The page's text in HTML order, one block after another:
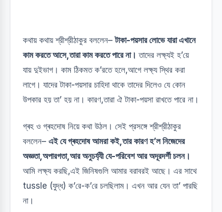
কথায় কথায় শ্রীশ্রীঠাকুর বললেন–টাকা-পয়সার লোভে যারা এখানে
কাম করতে আসে,তারা কাম করতে পারে না। তাদের লক্ষ‍্যই হ’য়ে
যায় দুইভাগ। কাম ঠিকমত ক’রতে হলে,আগে লক্ষ‍্য স্থির করা
লাগে। যাদের টাকা-পয়সার চাহিদা থাকে তাদের দিলেও যে কোন
উপকার হয় তা’ হয় না। কারণ,তারা ঐ টাকা-পয়সা রাখতে পারে না।
গ্ৰহ ও গ্ৰহদোষ নিয়ে কথা উঠল। সেই প্রসঙ্গে শ্রীশ্রীঠাকুর
বললেন– এই যে গ্ৰহদোষ আমরা কই,তার কারণ হ’ল নিজেদের
অজ্ঞতা,অপারগতা,আর অনুচর্য্যী যে-পরিবেশ আর অদূরদর্শী চলন।
আমি লক্ষ‍্য করছি,এই জিনিষগুলি আমার বরাবরই আছে। এর সাথে
tussle (যুদ্ধ) ক’রে-ক’রে চলছিলাম। এখন আর যেন তা’ পারছি
না।